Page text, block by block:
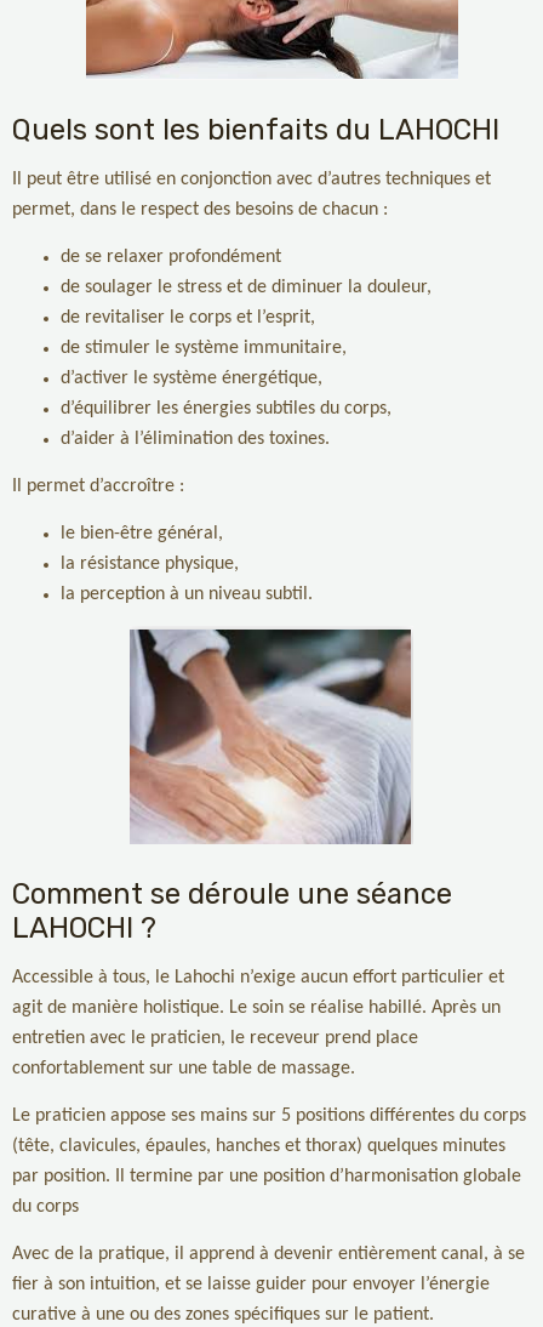
Quels sont les bienfaits du LAHOCHI
Il peut être utilisé en conjonction avec d’autres techniques et
permet, dans le respect des besoins de chacun :
de se relaxer profondément
de soulager le stress et de diminuer la douleur,
de revitaliser le corps et l’esprit,
de stimuler le système immunitaire,
d’activer le système énergétique,
d’équilibrer les énergies subtiles du corps,
d’aider à l’élimination des toxines.
Il permet d’accroître :
le bien-être général,
la résistance physique,
la perception à un niveau subtil.
Comment se déroule une séance
LAHOCHI ?
Accessible à tous, le Lahochi n’exige aucun effort particulier et
agit de manière holistique. Le soin se réalise habillé. Après un
entretien avec le praticien, le receveur prend place
confortablement sur une table de massage.
Le praticien appose ses mains sur 5 positions différentes du corps
(tête, clavicules, épaules, hanches et thorax) quelques minutes
par position. Il termine par une position d’harmonisation globale
du corps
Avec de la pratique, il apprend à devenir entièrement canal, à se
fier à son intuition, et se laisse guider pour envoyer l’énergie
curative à une ou des zones spécifiques sur le patient.